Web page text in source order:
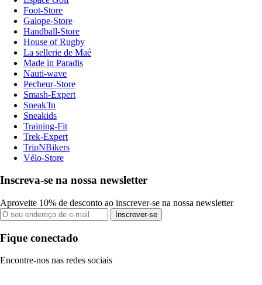
Foot-Store
Galope-Store
Handball-Store
House of Rugby
La sellerie de Maé
Made in Paradis
Nauti-wave
Pecheur-Store
Smash-Expert
Sneak'In
Sneakids
Training-Fit
Trek-Expert
TripNBikers
Vélo-Store
Inscreva-se na nossa newsletter
Aproveite 10% de desconto ao inscrever-se na nossa newsletter
Inscrever-se
Fique conectado
Encontre-nos nas redes sociais